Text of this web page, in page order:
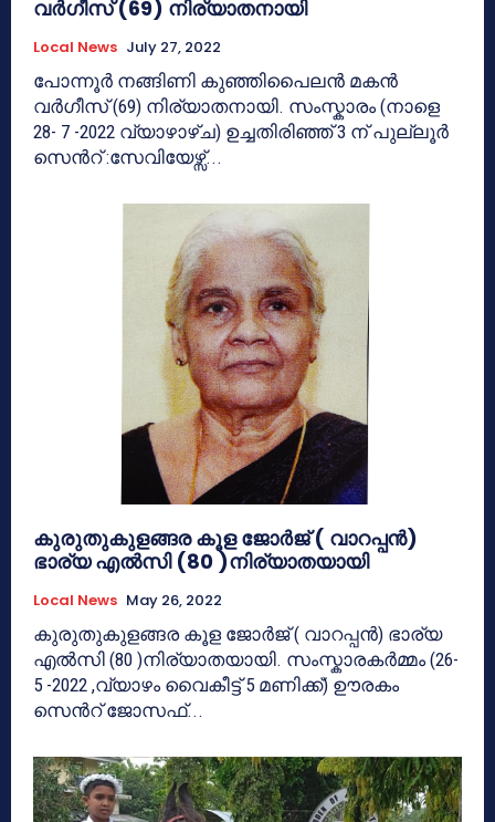
വർഗീസ് (69) നിര്യാതനായി
Local News July 27, 2022
പോന്നൂർ നങ്ങിണി കുഞ്ഞിപൈലൻ മകൻ
വർഗീസ് (69) നിര്യാതനായി. സംസ്കാരം (നാളെ
28- 7 -2022 വ്യാഴാഴ്ച) ഉച്ചതിരിഞ്ഞ് 3 ന് പുല്ലൂർ
സെൻറ് :സേവിയേഴ്സ്...
കുരുതുകുളങ്ങര കൂള ജോർജ് ( വാറപ്പൻ)
ഭാര്യ എൽസി (80 )നിര്യാതയായി
Local News May 26, 2022
കുരുതുകുളങ്ങര കൂള ജോർജ് ( വാറപ്പൻ) ഭാര്യ
എൽസി (80 )നിര്യാതയായി. സംസ്കാരകർമ്മം (26-
5 -2022 ,വ്യാഴം വൈകീട്ട് 5 മണിക്ക്) ഊരകം
സെൻറ് ജോസഫ്...